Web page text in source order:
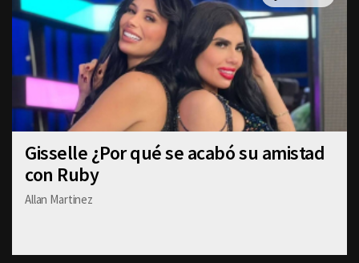
Gisselle ¿Por qué se acabó su amistad
con Ruby
Allan Martinez